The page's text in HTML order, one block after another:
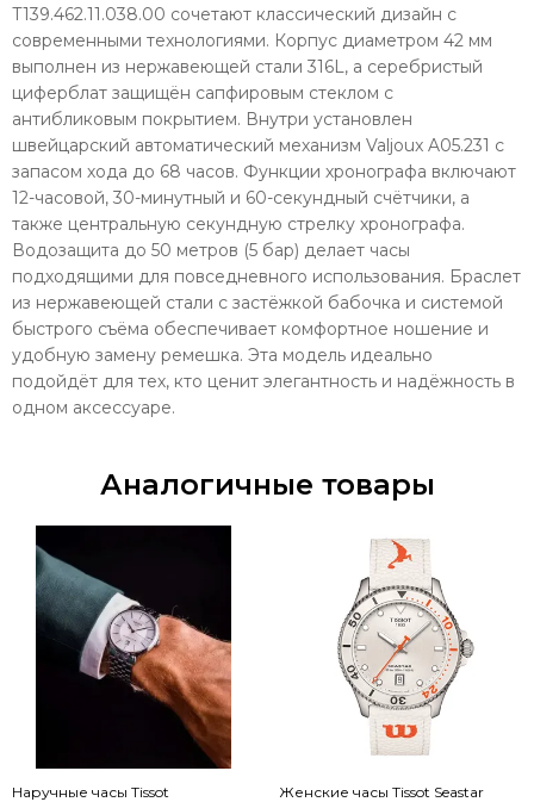
T139.462.11.038.00 сочетают классический дизайн с
современными технологиями. Корпус диаметром 42 мм
выполнен из нержавеющей стали 316L, а серебристый
циферблат защищён сапфировым стеклом с
антибликовым покрытием. Внутри установлен
швейцарский автоматический механизм Valjoux A05.231 с
запасом хода до 68 часов. Функции хронографа включают
12-часовой, 30-минутный и 60-секундный счётчики, а
также центральную секундную стрелку хронографа.
Водозащита до 50 метров (5 бар) делает часы
подходящими для повседневного использования. Браслет
из нержавеющей стали с застёжкой бабочка и системой
быстрого съёма обеспечивает комфортное ношение и
удобную замену ремешка. Эта модель идеально
подойдёт для тех, кто ценит элегантность и надёжность в
одном аксессуаре.
Аналогичные товары
Наручные часы Tissot
Женские часы Tissot Seastar